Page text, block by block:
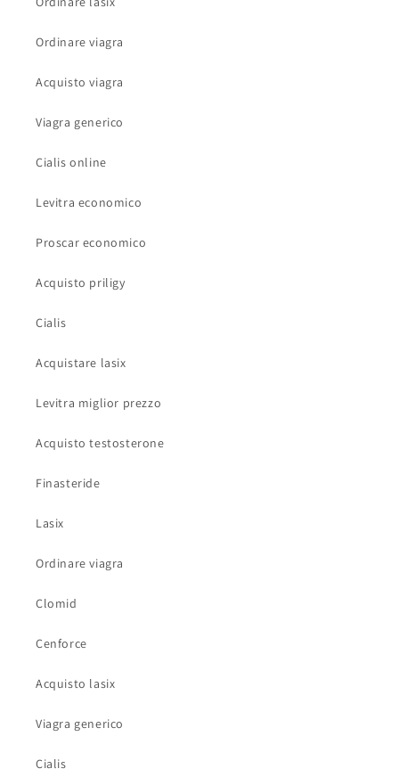
Ordinare viagra
Acquisto viagra
Viagra generico
Cialis online
Levitra economico
Proscar economico
Acquisto priligy
Cialis
Acquistare lasix
Levitra miglior prezzo
Acquisto testosterone
Finasteride
Lasix
Ordinare viagra
Clomid
Cenforce
Acquisto lasix
Viagra generico
Cialis